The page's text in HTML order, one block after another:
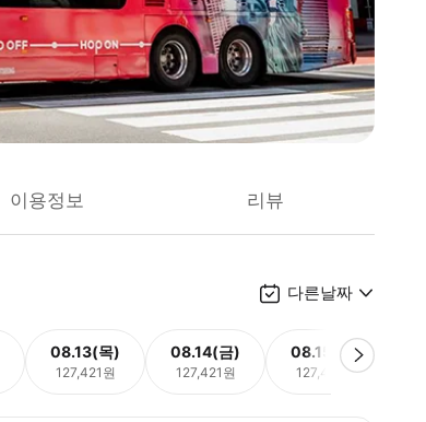
이용정보 리뷰
다른날짜
08.13(목)
127,421원
08.14(금)
127,421원
08.15(토)
127,421원